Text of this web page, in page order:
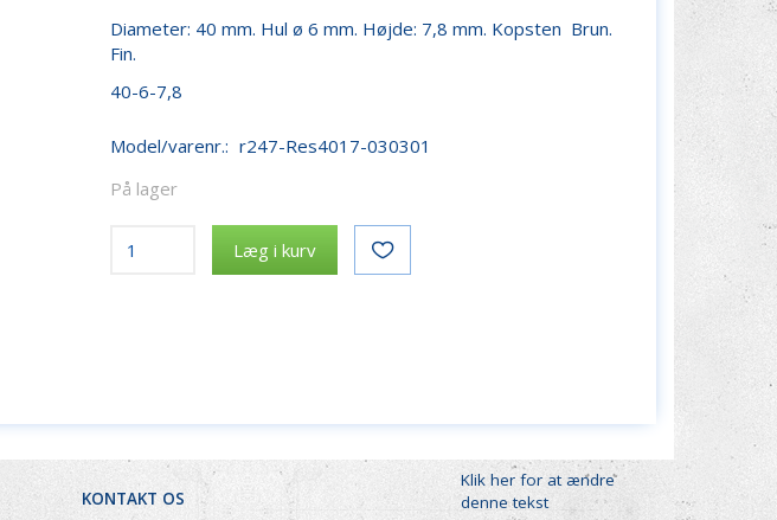
Diameter: 40 mm. Hul ø 6 mm. Højde: 7,8 mm. Kopsten Brun.
Fin.
40-6-7,8
Model/varenr.: r247-Res4017-030301
På lager
Læg i kurv
KONTAKT OS
Klik her for at ændre
denne tekst